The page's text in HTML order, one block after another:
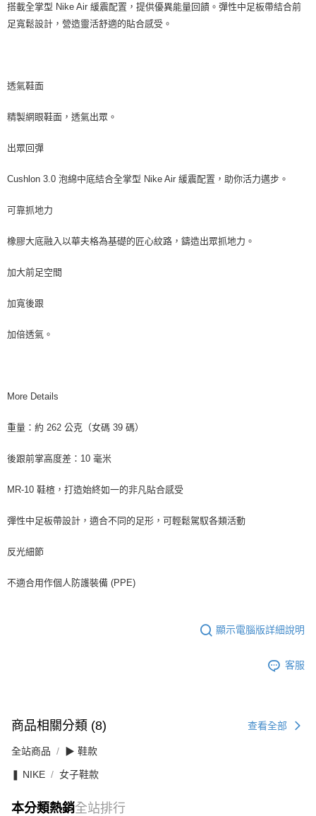
搭載全掌型 Nike Air 緩震配置，提供優異能量回饋。彈性中足板帶結合前
足寬鬆設計，營造靈活舒適的貼合感受。
透氣鞋面
精製網眼鞋面，透氣出眾。
出眾回彈
Cushlon 3.0 泡綿中底結合全掌型 Nike Air 緩震配置，助你活力邁步。
可靠抓地力
橡膠大底融入以華夫格為基礎的匠心紋路，鑄造出眾抓地力。
加大前足空間
加寬後跟
加倍透氣。
More Details
重量：約 262 公克（女碼 39 碼）
後跟前掌高度差：10 毫米
MR-10 鞋楦，打造始終如一的非凡貼合感受
彈性中足板帶設計，適合不同的足形，可輕鬆駕馭各類活動
反光細節
不適合用作個人防護裝備 (PPE)
顯示電腦版詳細說明
客服
商品相關分類 (8) 查看全部
全站商品 ▶ 鞋款
❚ NIKE 女子鞋款
本分類熱銷全站排行